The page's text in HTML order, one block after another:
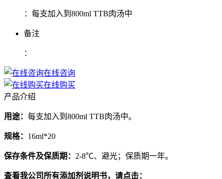
： 每支加入到800ml TTB肉汤中
备注
：
在线咨询
在线购买
产品介绍
用途： 每支加入到800ml TTB肉汤中。
规格： 16ml*20
保存条件及保质期： 2-8℃、避光；保质期一年。
查看我公司所有添加剂说明书，请点击：